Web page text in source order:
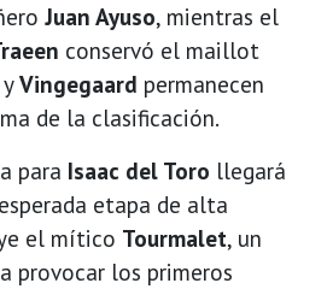
Juan Ayuso, mientras el
conservó el maillot
yVingegaard permanecen
de la clasificación.
para Isaac del Toro llegará
etapa de alta
el mítico Tourmalet, un
provocar los primeros